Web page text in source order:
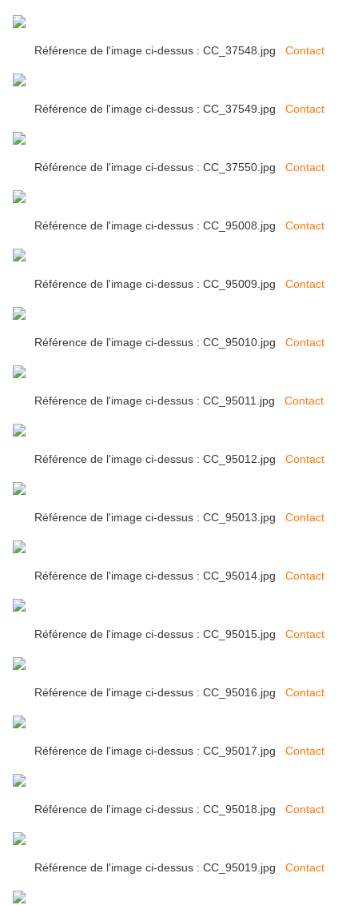
Référence de l'image ci-dessus : CC_37548.jpg Contact
Référence de l'image ci-dessus : CC_37549.jpg Contact
Référence de l'image ci-dessus : CC_37550.jpg Contact
Référence de l'image ci-dessus : CC_95008.jpg Contact
Référence de l'image ci-dessus : CC_95009.jpg Contact
Référence de l'image ci-dessus : CC_95010.jpg Contact
Référence de l'image ci-dessus : CC_95011.jpg Contact
Référence de l'image ci-dessus : CC_95012.jpg Contact
Référence de l'image ci-dessus : CC_95013.jpg Contact
Référence de l'image ci-dessus : CC_95014.jpg Contact
Référence de l'image ci-dessus : CC_95015.jpg Contact
Référence de l'image ci-dessus : CC_95016.jpg Contact
Référence de l'image ci-dessus : CC_95017.jpg Contact
Référence de l'image ci-dessus : CC_95018.jpg Contact
Référence de l'image ci-dessus : CC_95019.jpg Contact